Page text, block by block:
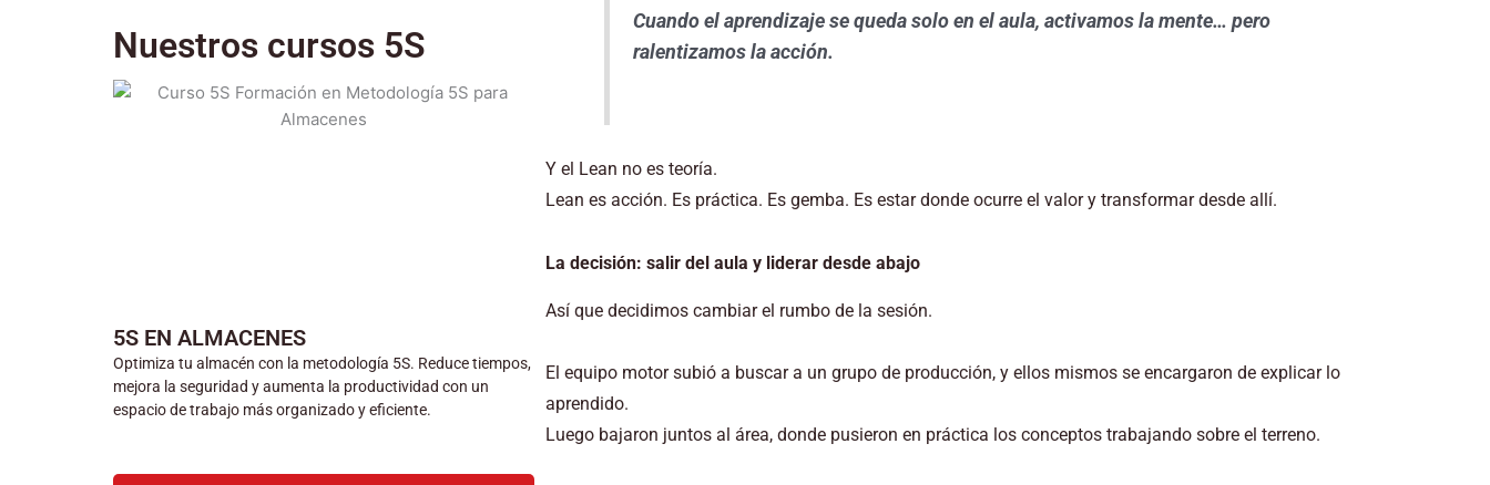
Nuestros cursos 5S
5S EN ALMACENES
Optimiza tu almacén con la metodología 5S. Reduce tiempos,
mejora la seguridad y aumenta la productividad con un
espacio de trabajo más organizado y eficiente.
Cuando el aprendizaje se queda solo en el aula, activamos la mente… pero
ralentizamos la acción.
Y el Lean no es teoría.
Lean es acción. Es práctica. Es gemba. Es estar donde ocurre el valor y transformar desde allí.
La decisión: salir del aula y liderar desde abajo
Así que decidimos cambiar el rumbo de la sesión.
El equipo motor subió a buscar a un grupo de producción, y ellos mismos se encargaron de explicar lo
aprendido.
Luego bajaron juntos al área, donde pusieron en práctica los conceptos trabajando sobre el terreno.